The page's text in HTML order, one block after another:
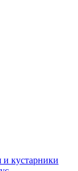
и кустарники